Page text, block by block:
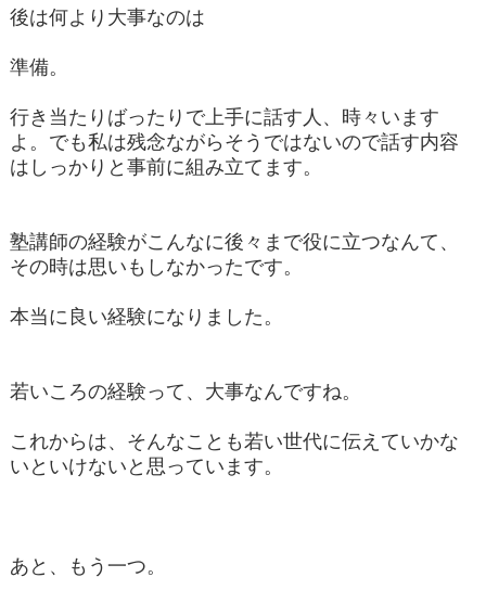
後は何より大事なのは
準備。
行き当たりばったりで上手に話す人、時々います
よ。でも私は残念ながらそうではないので話す内容
はしっかりと事前に組み立てます。
塾講師の経験がこんなに後々まで役に立つなんて、
その時は思いもしなかったです。
本当に良い経験になりました。
若いころの経験って、大事なんですね。
これからは、そんなことも若い世代に伝えていかな
いといけないと思っています。
あと、もう一つ。